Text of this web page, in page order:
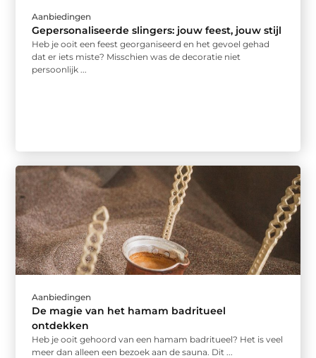
Aanbiedingen
Gepersonaliseerde slingers: jouw feest, jouw stijl
Heb je ooit een feest georganiseerd en het gevoel gehad
dat er iets miste? Misschien was de decoratie niet
persoonlijk ...
Aanbiedingen
De magie van het hamam badritueel
ontdekken
Heb je ooit gehoord van een hamam badritueel? Het is veel
meer dan alleen een bezoek aan de sauna. Dit ...